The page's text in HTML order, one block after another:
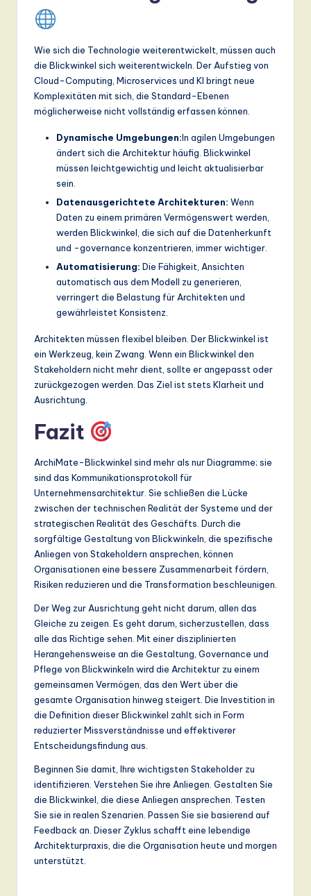
Wie sich die Technologie weiterentwickelt, müssen auch
die Blickwinkel sich weiterentwickeln. Der Aufstieg von
Cloud-Computing, Microservices und KI bringt neue
Komplexitäten mit sich, die Standard-Ebenen
möglicherweise nicht vollständig erfassen können.
Dynamische Umgebungen:In agilen Umgebungen
ändert sich die Architektur häufig. Blickwinkel
müssen leichtgewichtig und leicht aktualisierbar
sein.
Datenausgerichtete Architekturen: Wenn
Daten zu einem primären Vermögenswert werden,
werden Blickwinkel, die sich auf die Datenherkunft
und -governance konzentrieren, immer wichtiger.
Automatisierung: Die Fähigkeit, Ansichten
automatisch aus dem Modell zu generieren,
verringert die Belastung für Architekten und
gewährleistet Konsistenz.
Architekten müssen flexibel bleiben. Der Blickwinkel ist
ein Werkzeug, kein Zwang. Wenn ein Blickwinkel den
Stakeholdern nicht mehr dient, sollte er angepasst oder
zurückgezogen werden. Das Ziel ist stets Klarheit und
Ausrichtung.
Fazit
ArchiMate-Blickwinkel sind mehr als nur Diagramme; sie
sind das Kommunikationsprotokoll für
Unternehmensarchitektur. Sie schließen die Lücke
zwischen der technischen Realität der Systeme und der
strategischen Realität des Geschäfts. Durch die
sorgfältige Gestaltung von Blickwinkeln, die spezifische
Anliegen von Stakeholdern ansprechen, können
Organisationen eine bessere Zusammenarbeit fördern,
Risiken reduzieren und die Transformation beschleunigen.
Der Weg zur Ausrichtung geht nicht darum, allen das
Gleiche zu zeigen. Es geht darum, sicherzustellen, dass
alle das Richtige sehen. Mit einer disziplinierten
Herangehensweise an die Gestaltung, Governance und
Pflege von Blickwinkeln wird die Architektur zu einem
gemeinsamen Vermögen, das den Wert über die
gesamte Organisation hinweg steigert. Die Investition in
die Definition dieser Blickwinkel zahlt sich in Form
reduzierter Missverständnisse und effektiverer
Entscheidungsfindung aus.
Beginnen Sie damit, Ihre wichtigsten Stakeholder zu
identifizieren. Verstehen Sie ihre Anliegen. Gestalten Sie
die Blickwinkel, die diese Anliegen ansprechen. Testen
Sie sie in realen Szenarien. Passen Sie sie basierend auf
Feedback an. Dieser Zyklus schafft eine lebendige
Architekturpraxis, die die Organisation heute und morgen
unterstützt.